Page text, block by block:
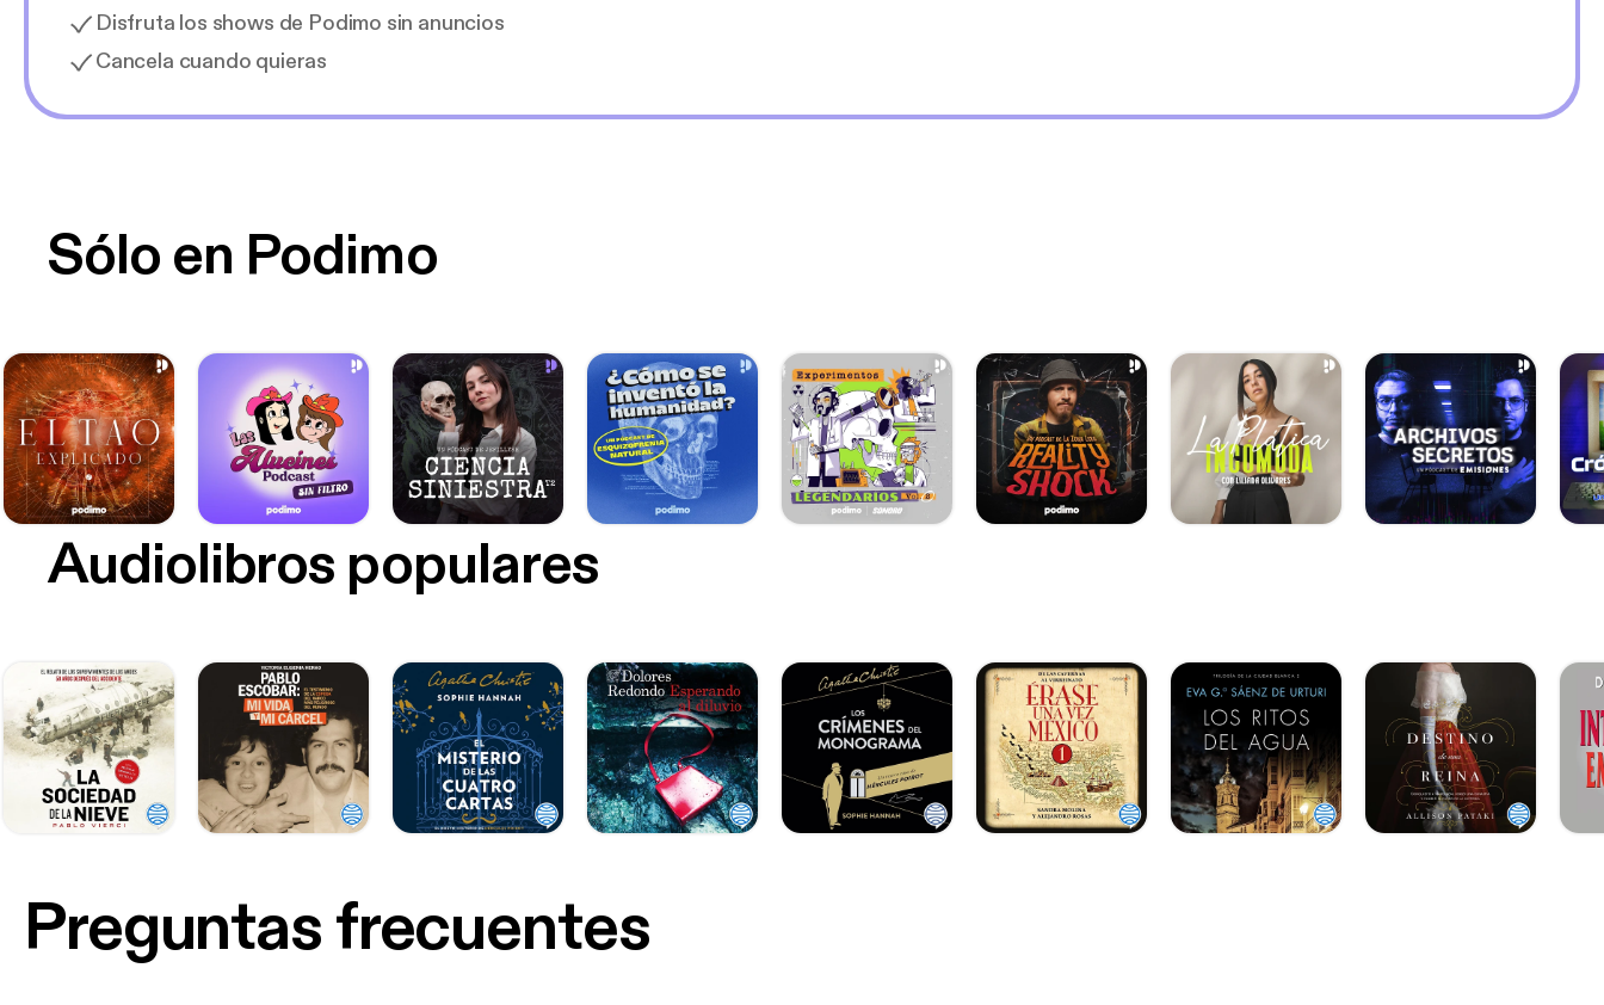
Disfruta los shows de Podimo sin anuncios
Cancela cuando quieras
Sólo en Podimo
Audiolibros populares
Preguntas frecuentes